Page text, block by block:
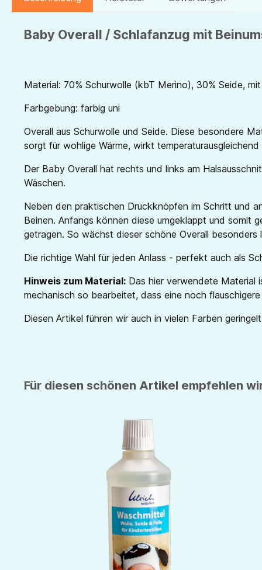
Baby Overall / Schlafanzug mit
Material: 70% Schurwolle (kbT Merino), 30% Seide,
Farbgebung: farbig uni
Overall aus Schurwolle und Seide. Diese besondere
sorgt für wohlige Wärme, wirkt
Der Baby Overall hat rechts und links am
Wäschen.
Neben den praktischen Druckknöpfen im Schritt und
Beinen. Anfangs können diese umgeklappt und somit
getragen. So wächst dieser schöne Overall besonders
Die richtige Wahl für jeden Anlass - perfekt auch als
Hinweis zum Material: Das hier verwendete Material
mechanisch so bearbeitet, dass eine noch
Diesen Artikel führen wir auch in vielen Farben
Für diesen schönen Artikel empfehlen